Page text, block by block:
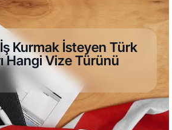
Kurmak İsteyen Türk
Hangi Vize Türünü